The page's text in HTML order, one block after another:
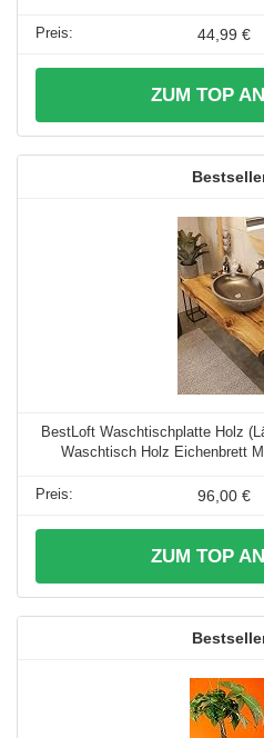
44,99 €
ZUM TOP
BestLoft Waschtischplatte Holz
Waschtisch Holz Eichenbrett
96,00 €
ZUM TOP